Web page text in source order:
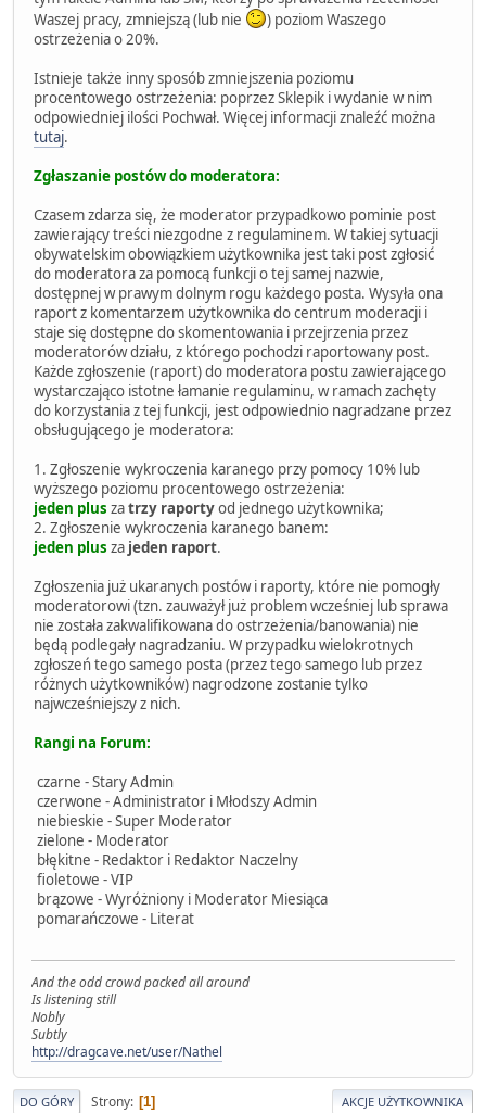
Waszej pracy, zmniejszą (lub nie
) poziom Waszego
ostrzeżenia o 20%.
Istnieje także inny sposób zmniejszenia poziomu
procentowego ostrzeżenia: poprzez Sklepik i wydanie w nim
odpowiedniej ilości Pochwał. Więcej informacji znaleźć można
tutaj.
Zgłaszanie postów do moderatora:
Czasem zdarza się, że moderator przypadkowo pominie post
zawierający treści niezgodne z regulaminem. W takiej sytuacji
obywatelskim obowiązkiem użytkownika jest taki post zgłosić
do moderatora za pomocą funkcji o tej samej nazwie,
dostępnej w prawym dolnym rogu każdego posta. Wysyła ona
raport z komentarzem użytkownika do centrum moderacji i
staje się dostępne do skomentowania i przejrzenia przez
moderatorów działu, z którego pochodzi raportowany post.
Każde zgłoszenie (raport) do moderatora postu zawierającego
wystarczająco istotne łamanie regulaminu, w ramach zachęty
do korzystania z tej funkcji, jest odpowiednio nagradzane przez
obsługującego je moderatora:
1. Zgłoszenie wykroczenia karanego przy pomocy 10% lub
wyższego poziomu procentowego ostrzeżenia:
jeden plus zatrzy raportyod jednego użytkownika;
2. Zgłoszenie wykroczenia karanego banem:
jeden plus za jeden raport.
Zgłoszenia już ukaranych postów i raporty, które nie pomogły
moderatorowi (tzn. zauważył już problem wcześniej lub sprawa
nie została zakwalifikowana do ostrzeżenia/banowania) nie
będą podlegały nagradzaniu. W przypadku wielokrotnych
zgłoszeń tego samego posta (przez tego samego lub przez
różnych użytkowników) nagrodzone zostanie tylko
najwcześniejszy z nich.
Rangi na Forum:
czarne - Stary Admin
czerwone - Administrator i Młodszy Admin
niebieskie - Super Moderator
zielone - Moderator
błękitne - Redaktor i Redaktor Naczelny
fioletowe - VIP
brązowe - Wyróżniony i Moderator Miesiąca
pomarańczowe - Literat
And the odd crowd packed all around
Is listening still
Nobly
Subtly
http://dragcave.net/user/Nathel
DO GÓRY Strony 1 AKCJE UŻYTKOWNIKA